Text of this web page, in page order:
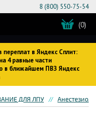
переплат в Яндекс Сплит:
4 равные части
в ближайшем ПВЗ Яндекс
8 (800) 550-75-54
(0)
ДЛЯ ЛПУ